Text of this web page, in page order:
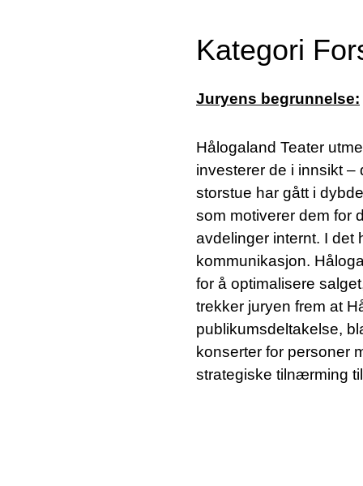
Kategori
Juryens begrunnelse:
Hålogaland Teater
investerer de i innsikt –
storstue har gått i
som motiverer dem for
avdelinger internt. I det
kommunikasjon.
for å optimalisere
trekker juryen frem at
publikumsdeltakelse,
konserter for personer
strategiske tilnærming